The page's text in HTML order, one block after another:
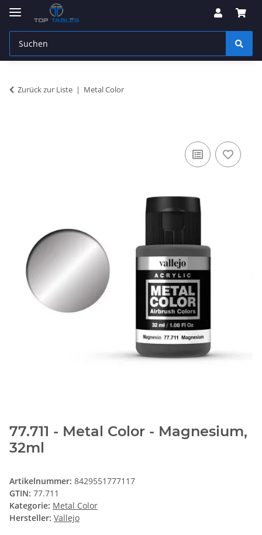
Zurück zur Liste Metal Color
77.711 - Metal Color - Magnesium,
32ml
Artikelnummer: 8429551777117
GTIN: 77.711
Kategorie: Metal Color
Hersteller: Vallejo